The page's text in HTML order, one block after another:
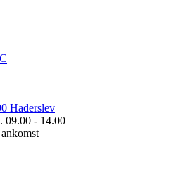
Haderslev
09.00 - 14.00